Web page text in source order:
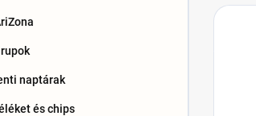
naptárak
és chips